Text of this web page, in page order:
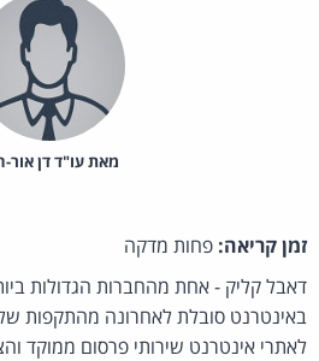
מאת‏ עו"ד דן אור-
זמן קריאה: פחות מדקה
דאבל קליק - אחת מהחברות הגדולות
באינטרנט סובלת לאחרונה מהתקפות
לאתרי אינטרנט שירותי פרסום ממוקד